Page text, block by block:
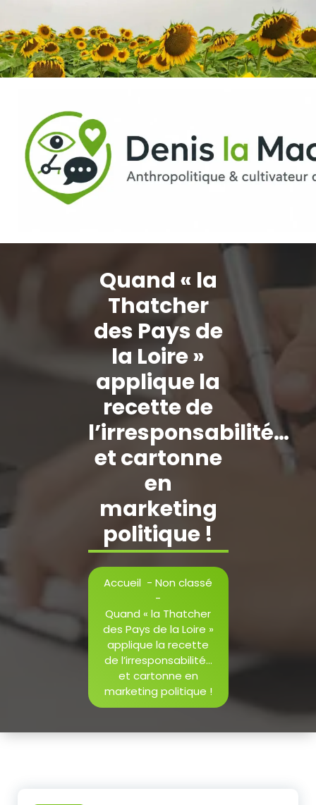
contenu
Quand « la
Thatcher
des Pays de
la Loire »
applique la
recette de
l’irresponsabilité…
et cartonne
en
marketing
politique !
Accueil - Non classé
-
Quand « la Thatcher
des Pays de la Loire »
applique la recette
de l’irresponsabilité…
et cartonne en
marketing politique !